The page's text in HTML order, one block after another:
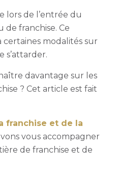
lors de l’entrée du
de franchise. Ce
certaines modalités sur
s’attarder.
davantage sur les
? Cet article est fait
franchise et de la
vous accompagner
de franchise et de